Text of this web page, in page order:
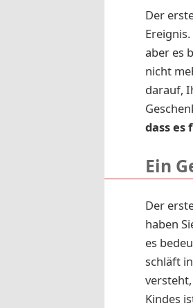
Der
aber es
nicht
darauf,
dass es
Ein
Der
haben
es
schläft
Kindes